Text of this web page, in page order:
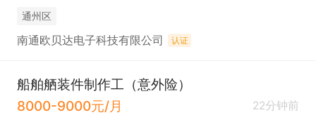
通州区
南通欧贝达电子科技有限公司 认证
船舶舾装件制作工（意外险）
8000-9000元/月
22分钟前